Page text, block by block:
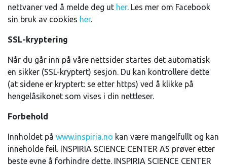
nettvaner ved å melde deg ut her. Les mer om Facebook
sin bruk av cookies her.
SSL-kryptering
Når du går inn på våre nettsider startes det automatisk
en sikker (SSL-kryptert) sesjon. Du kan kontrollere dette
(at sidene er kryptert: se etter https) ved å klikke på
hengelåsikonet som vises i din nettleser.
Forbehold
Innholdet på www.inspiria.no kan være mangelfullt og kan
inneholde feil. INSPIRIA SCIENCE CENTER AS prøver etter
beste evne å forhindre dette. INSPIRIA SCIENCE CENTER